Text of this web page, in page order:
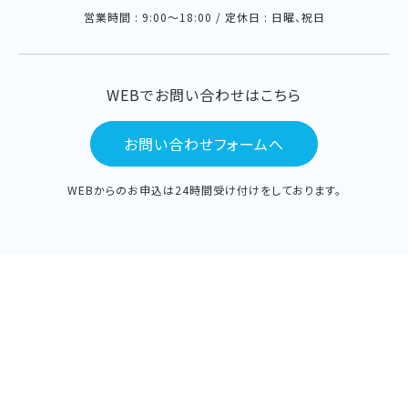
営業時間 : 9:00〜18:00 / 定休日 : 日曜、祝日
WEBでお問い合わせはこちら
お問い合わせフォームへ
WEBからのお申込は24時間受け付けをしております。